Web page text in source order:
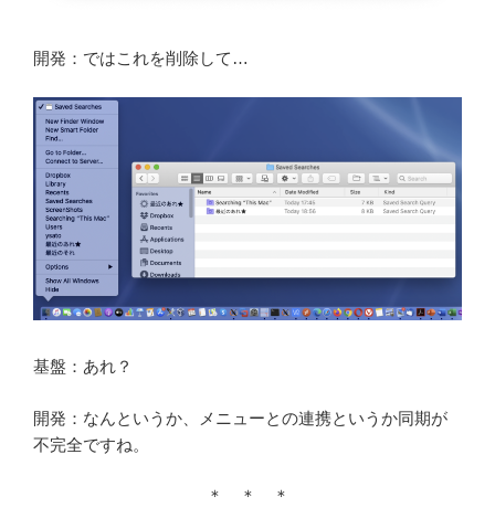
開発：ではこれを削除して…
基盤：あれ？
開発：なんというか、メニューとの連携というか同期が
不完全ですね。
＊ ＊ ＊